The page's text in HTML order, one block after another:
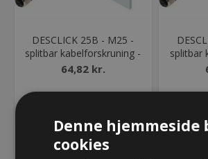
DESCLICK 25B - M25 -
splitbar kabelforskruning -
sort
64,82 kr.
KØB
splitbar
Denne hjemmeside
cookies